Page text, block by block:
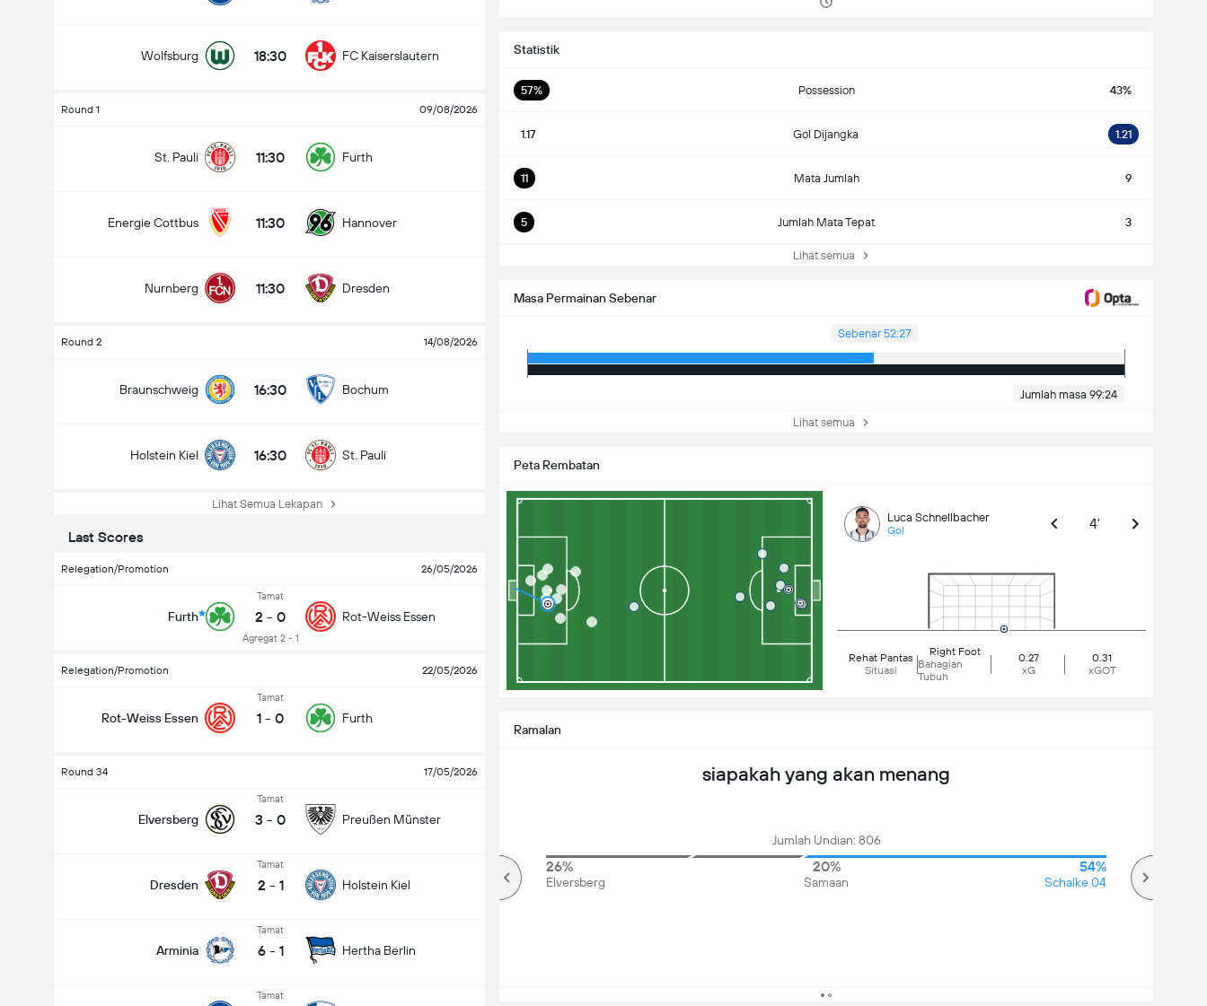
Wolfsburg 18:30 FC Kaiserslautern
Round 1 09/08/2026
St. Pauli 11:30 Furth
Energie Cottbus 11:30 Hannover
Nurnberg 11:30 Dresden
Round 2 14/08/2026
Braunschweig 16:30 Bochum
Holstein Kiel 16:30 St. Pauli
Lihat Semua Lekapan
Last Scores
Relegation/Promotion 26/05/2026
Furth
Tamat
2 - 0
Agregat 2 - 1
Rot-Weiss Essen
Relegation/Promotion 22/05/2026
Rot-Weiss Essen
Tamat
1 - 0 Furth
Round 34 17/05/2026
Elversberg
Tamat
3 - 0 Preußen Münster
Dresden
Tamat
2 - 1 Holstein Kiel
Arminia
Tamat
6 - 1 Hertha Berlin
Tamat
Statistik
57% Possession 43%
1.17 Gol Dijangka 1.21
11 Mata Jumlah 9
5 Jumlah Mata Tepat 3
Lihat semua
Masa Permainan Sebenar
Sebenar 52:27
Jumlah masa 99:24
Lihat semua
Peta Rembatan
Luca Schnellbacher
Gol 4'
Rehat Pantas
Situasi
Right Foot
Bahagian
Tubuh
0.27
xG
0.31
xGOT
Ramalan
siapakah yang akan menang
Jumlah Undian: 806
26%
Elversberg
20%
Samaan
54%
Schalke 04
Jumlah gol dalam perlawanan (2.5)